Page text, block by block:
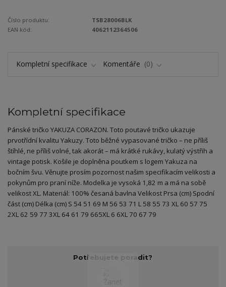
Číslo produktu:
TSB28006BLK
EAN kód:
4062112364506
Kompletní specifikace Komentáře 0
Kompletní specifikace
Pánské tričko YAKUZA CORAZON. Toto poutavé tričko ukazuje
prvotřídní kvalitu Yakuzy. Toto běžné vypasované tričko – ne příliš
štíhlé, ne příliš volné, tak akorát – má krátké rukávy, kulatý výstřih a
vintage potisk. Košile je doplněna poutkem s logem Yakuza na
bočním švu. Věnujte prosím pozornost našim specifikacím velikosti a
pokynům pro praní níže. Modelka je vysoká 1,82 m a má na sobě
velikost XL. Materiál: 100% česaná bavlna Velikost Prsa (cm) Spodní
část (cm) Délka (cm) S 54 51 69 M 56 53 71 L 58 55 73 XL 60 57 75
2XL 62 59 77 3XL 64 61 79 665XL 6 6XL 70 67 79
Potřebujete poradit?